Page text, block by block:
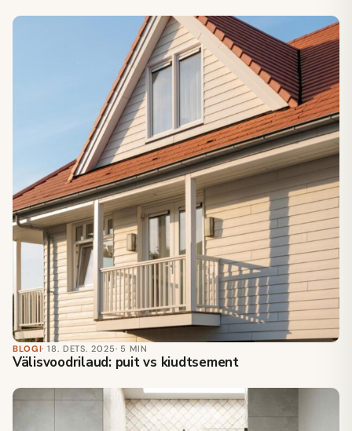
BLOGI· 18. DETS. 2025· 5 MIN
Välisvoodrilaud: puit vs kiudtsement